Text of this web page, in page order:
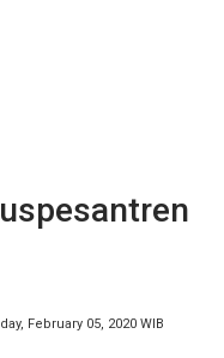
February 05, 2020 WIB